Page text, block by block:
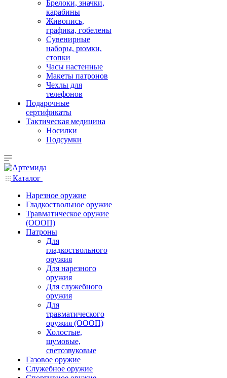
Брелоки, значки,
карабины
Живопись,
графика, гобелены
Сувенирные
наборы, рюмки,
стопки
Часы настенные
Макеты патронов
Чехлы для
телефонов
Подарочные
сертификаты
Тактическая медицина
Носилки
Подсумки
Каталог
Нарезное оружие
Гладкоствольное оружие
Травматическое оружие
(ОООП)
Патроны
Для
гладкоствольного
оружия
Для нарезного
оружия
Для служебного
оружия
Для
травматического
оружия (ОООП)
Холостые,
шумовые,
светозвуковые
Газовое оружие
Служебное оружие